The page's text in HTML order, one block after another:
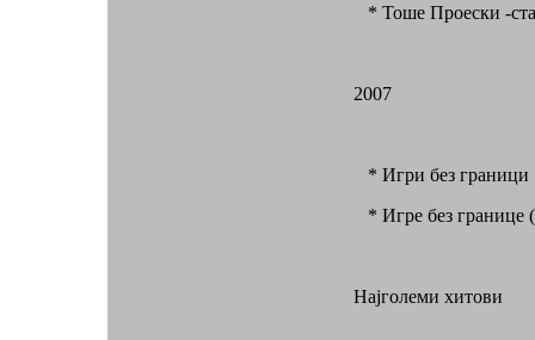
* Тоше Проески -
2007
* Игри без граници
* Игре без границе
Најголеми хитови